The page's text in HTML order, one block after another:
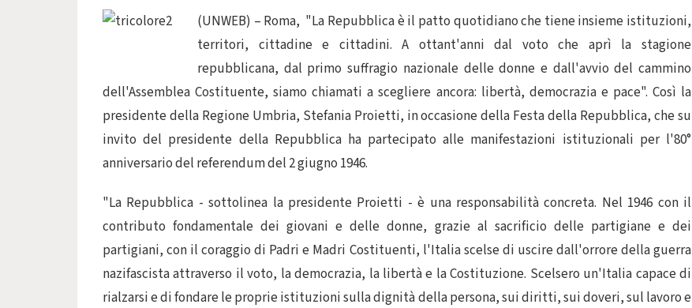
(UNWEB) – Roma, "La Repubblica è il patto quotidiano che tiene insieme istituzioni,
territori, cittadine e cittadini. A ottant'anni dal voto che aprì la stagione
repubblicana, dal primo suffragio nazionale delle donne e dall'avvio del cammino
dell'Assemblea Costituente, siamo chiamati a scegliere ancora: libertà, democrazia e pace". Così la
presidente della Regione Umbria, Stefania Proietti, in occasione della Festa della Repubblica, che su
invito del presidente della Repubblica ha partecipato alle manifestazioni istituzionali per l'80°
anniversario del referendum del 2 giugno 1946.
"La Repubblica - sottolinea la presidente Proietti - è una responsabilità concreta. Nel 1946 con il
contributo fondamentale dei giovani e delle donne, grazie al sacrificio delle partigiane e dei
partigiani, con il coraggio di Padri e Madri Costituenti, l'Italia scelse di uscire dall'orrore della guerra
nazifascista attraverso il voto, la democrazia, la libertà e la Costituzione. Scelsero un'Italia capace di
rialzarsi e di fondare le proprie istituzioni sulla dignità della persona, sui diritti, sui doveri, sul lavoro e